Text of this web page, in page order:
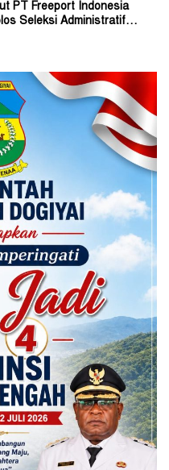
PT Freeport Indonesia
Seleksi Administratif